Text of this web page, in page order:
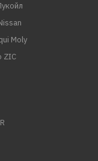
Moly
ZIC